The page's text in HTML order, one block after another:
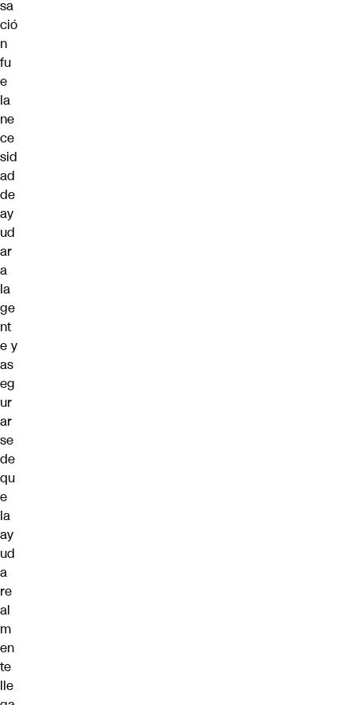
sa
ció
n
fu
e
la
ne
ce
sid
ad
de
ay
ud
ar
a
la
ge
nt
e y
as
eg
ur
ar
se
de
qu
e
la
ay
ud
a
re
al
m
en
te
lle